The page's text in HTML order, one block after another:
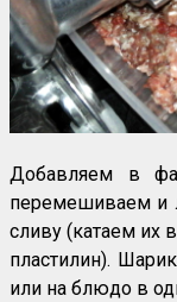
Добавляем в
перемешиваем и
сливу (катаем их
пластилин).
или на блюдо в